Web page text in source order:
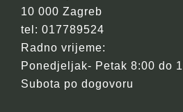
10 000 Zagreb
tel: 017789524
Radno vrijeme:
Ponedjeljak- Petak 8:00 do
Subota po dogovoru